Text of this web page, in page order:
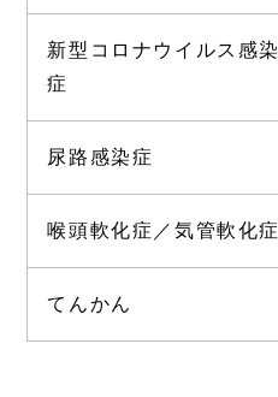
新型コロナウイルス感染
症
尿路感染症
喉頭軟化症／気管軟化症
てんかん